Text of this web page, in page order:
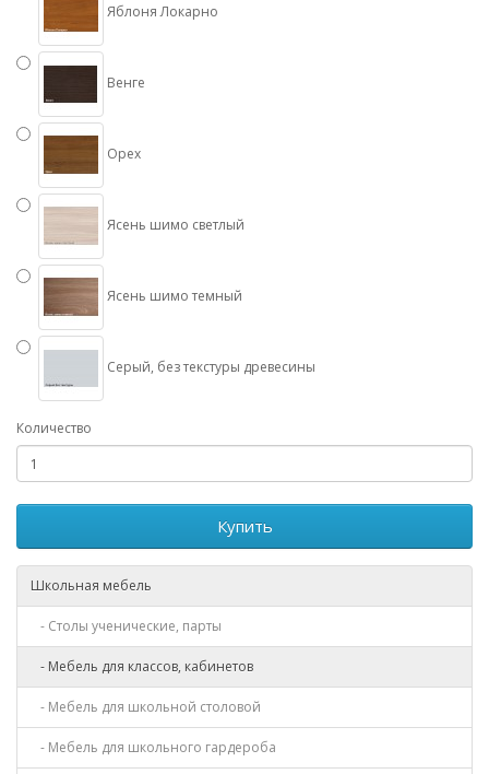
Яблоня Локарно
Венге
Орех
Ясень шимо светлый
Ясень шимо темный
Серый, без текстуры древесины
Количество
Купить
Школьная мебель
- Столы ученические, парты
- Мебель для классов, кабинетов
- Мебель для школьной столовой
- Мебель для школьного гардероба